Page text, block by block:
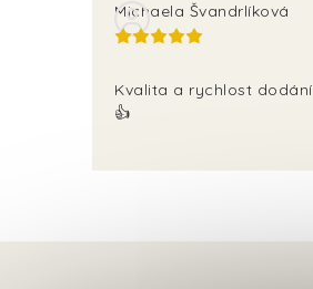
Michaela Švandrlíková
Kvalita a rychlost dodání
👍